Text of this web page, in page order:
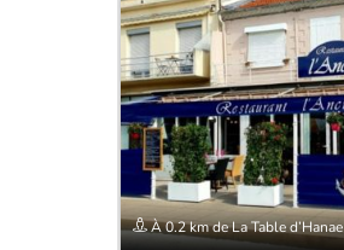
À 0.2 km de La Table d’Hanae